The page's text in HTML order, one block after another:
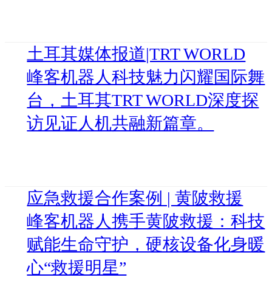
土耳其媒体报道|TRT WORLD
峰客机器人科技魅力闪耀国际舞
台，土耳其TRT WORLD深度探
访见证人机共融新篇章。
应急救援合作案例 | 黄陂救援
峰客机器人携手黄陂救援：科技
赋能生命守护，硬核设备化身暖
心“救援明星”